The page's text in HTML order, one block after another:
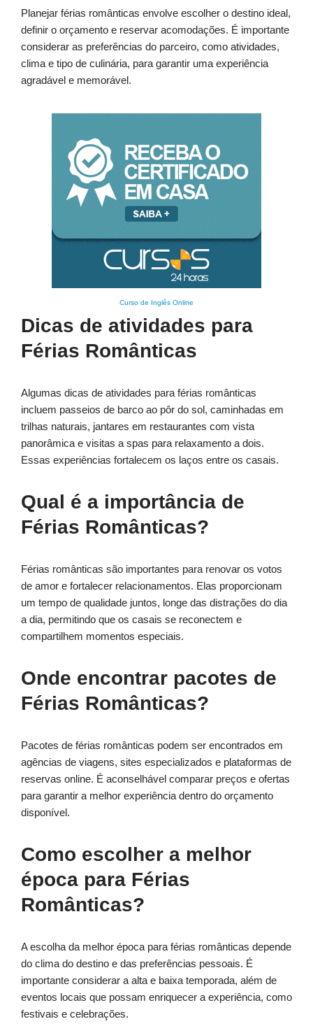
Planejar férias românticas envolve escolher o destino ideal,
definir o orçamento e reservar acomodações. É importante
considerar as preferências do parceiro, como atividades,
clima e tipo de culinária, para garantir uma experiência
agradável e memorável.
Curso de Inglês Online
Dicas de atividades para
Férias Românticas
Algumas dicas de atividades para férias românticas
incluem passeios de barco ao pôr do sol, caminhadas em
trilhas naturais, jantares em restaurantes com vista
panorâmica e visitas a spas para relaxamento a dois.
Essas experiências fortalecem os laços entre os casais.
Qual é a importância de
Férias Românticas?
Férias românticas são importantes para renovar os votos
de amor e fortalecer relacionamentos. Elas proporcionam
um tempo de qualidade juntos, longe das distrações do dia
a dia, permitindo que os casais se reconectem e
compartilhem momentos especiais.
Onde encontrar pacotes de
Férias Românticas?
Pacotes de férias românticas podem ser encontrados em
agências de viagens, sites especializados e plataformas de
reservas online. É aconselhável comparar preços e ofertas
para garantir a melhor experiência dentro do orçamento
disponível.
Como escolher a melhor
época para Férias
Românticas?
A escolha da melhor época para férias românticas depende
do clima do destino e das preferências pessoais. É
importante considerar a alta e baixa temporada, além de
eventos locais que possam enriquecer a experiência, como
festivais e celebrações.